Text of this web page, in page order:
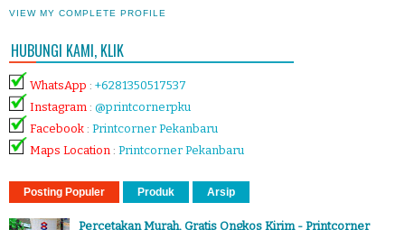
VIEW MY COMPLETE PROFILE
HUBUNGI KAMI, KLIK
WhatsApp : +6281350517537
Instagram : @printcornerpku
Facebook : Printcorner Pekanbaru
Maps Location : Printcorner Pekanbaru
Posting Populer Produk Arsip
Percetakan Murah, Gratis Ongkos Kirim - Printcorner